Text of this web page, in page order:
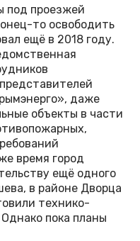
под проезжей
то освободить
ещё в 2018 году.
даже
объекты в части
время город
ещё одного
в районе Дворца
технико-
пока планы